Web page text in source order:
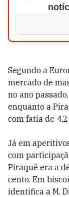
Segundo a
mercado de
no ano
enquanto a
com fatia de
Já em
com
Piraquê era a
cento. Em
identifica a M.